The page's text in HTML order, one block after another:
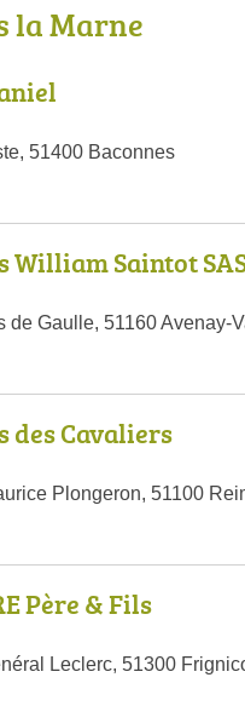
la Marne
51400 Baconnes
William Saintot
de Gaulle, 51160 Avenay-
des Cavaliers
Plongeron, 51100
Père & Fils
Leclerc, 51300